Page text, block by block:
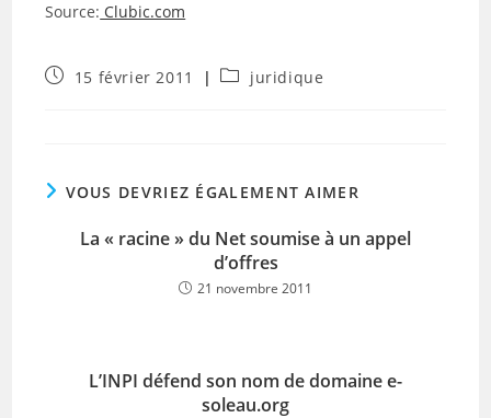
Source: Clubic.com
Publication
15 février 2011
Postjuridique
VOUS DEVRIEZ ÉGALEMENT AIMER
La « racine » du Net soumise à un appel
d’offres
21 novembre 2011
L’INPI défend son nom de domaine e-
soleau.org